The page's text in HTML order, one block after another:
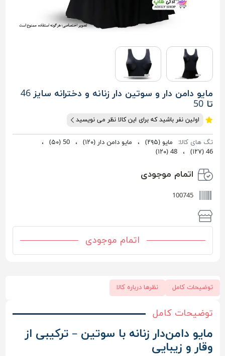
مایو دامن دار و سوتین دار زنانه و دخترانه سایز 46
تا 50
اولین نفر باشید که برای این کالا نظر می نویسید
تگ های کالا: مایو(۲۹۵) ، مایو دامن دار(۱۲۰) ، 50 (۵۰)
،
46 (۱۲۷) ، 48 (۱۲۰)
اتمام موجودی
100745
اتمام موجودی
توضیحات کامل نظرها درباره کالا
توضیحات کامل
مایو دامن‌دار زنانه با سوتین – ترکیبی از
وقار و زیبایی